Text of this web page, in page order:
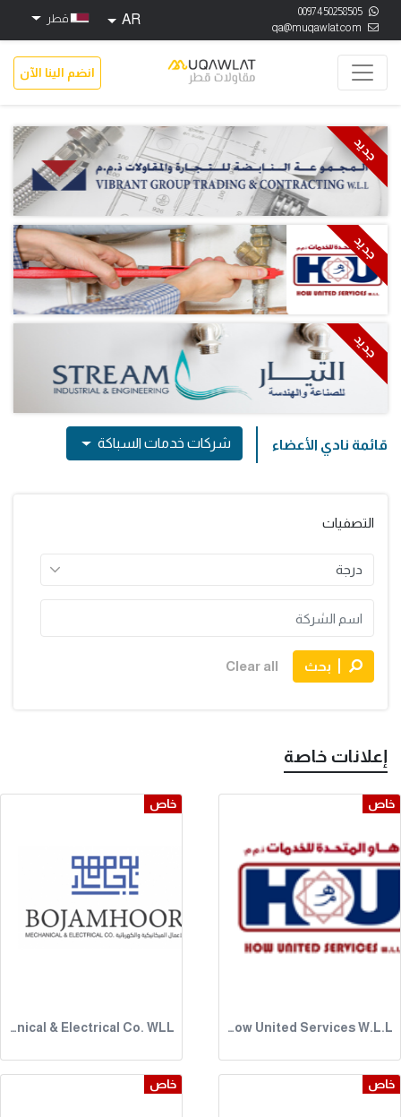
0097450258505
qa@muqawlat.com
AR قطر
انضم الينا الآن
جديد
جديد
جديد
قائمة نادي الأعضاء شركات خدمات السباكة
التصفيات
Clear all
إعلانات خاصة
خاص
Bojamhoor Mechanical & Electrical Co. WLL
خاص
How United Services W.L.L
خاص خاص